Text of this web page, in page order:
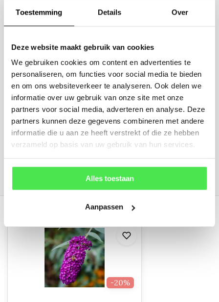
Toestemming Details Over
Deze website maakt gebruik van cookies
We gebruiken cookies om content en advertenties te
personaliseren, om functies voor social media te bieden
en om ons websiteverkeer te analyseren. Ook delen we
informatie over uw gebruik van onze site met onze
partners voor social media, adverteren en analyse. Deze
partners kunnen deze gegevens combineren met andere
informatie die u aan ze heeft verstrekt of die ze hebben
verzameld op basis van uw gebruik van hun services.
Alles toestaan
Aanpassen
tussen? Laat het ons weten, dan
gaan we voor u kijken. Stuur ons
vorm. Wilt u weten hoe uw plant of
boom er ongeveer eruit ziet? We
kunnen u een foto sturen.
info@tuinplantenbezorgd.nl
06 45 601 508 (tijdelijk niet bereikbaar)
Recent bekeken
-20%